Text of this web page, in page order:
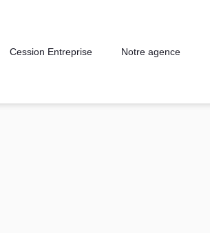
Cession Entreprise Notre agence